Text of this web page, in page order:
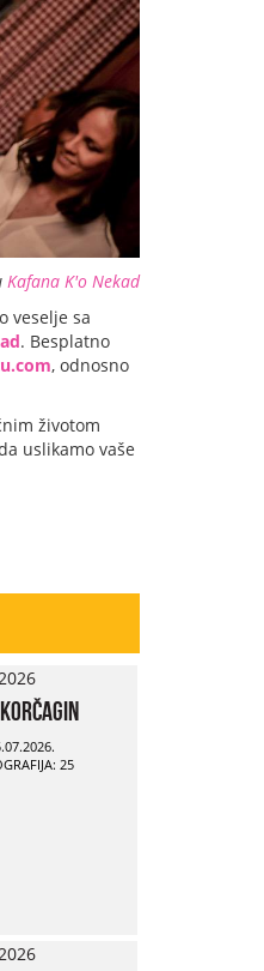
Kafana K'o Nekad
veselje sa
. Besplatno
, odnosno
životom
uslikamo vaše
25